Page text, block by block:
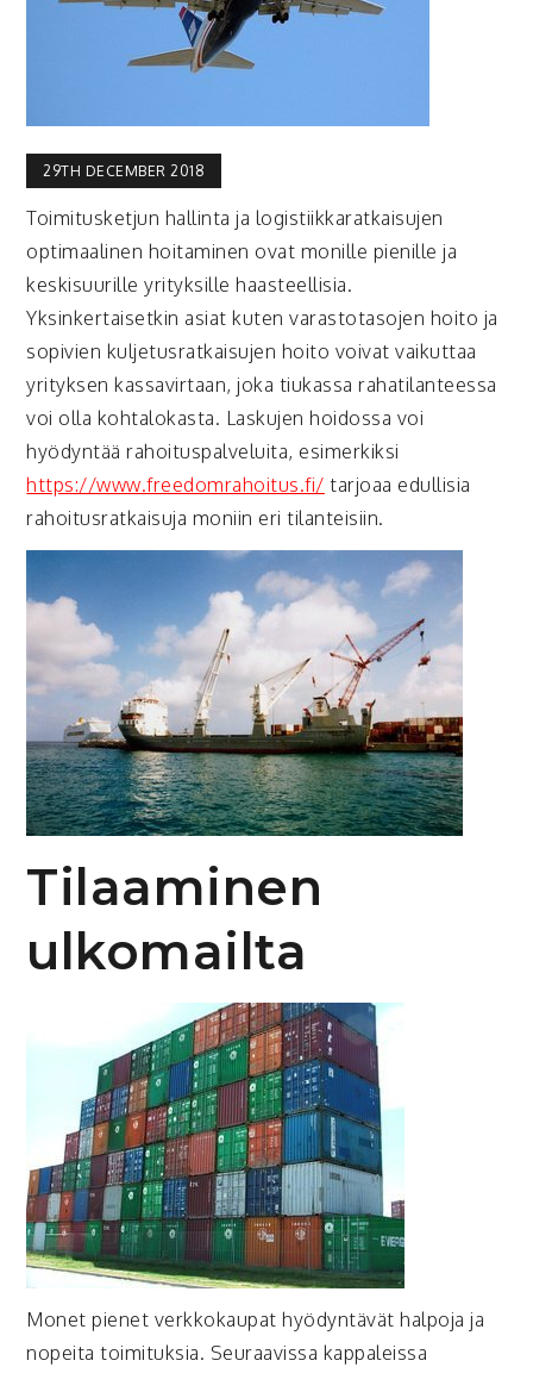
29TH DECEMBER 2018
Toimitusketjun hallinta ja logistiikkaratkaisujen
optimaalinen hoitaminen ovat monille pienille ja
keskisuurille yrityksille haasteellisia.
Yksinkertaisetkin asiat kuten varastotasojen hoito ja
sopivien kuljetusratkaisujen hoito voivat vaikuttaa
yrityksen kassavirtaan, joka tiukassa rahatilanteessa
voi olla kohtalokasta. Laskujen hoidossa voi
hyödyntää rahoituspalveluita, esimerkiksi
https://www.freedomrahoitus.fi/ tarjoaa edullisia
rahoitusratkaisuja moniin eri tilanteisiin.
Tilaaminen
ulkomailta
Monet pienet verkkokaupat hyödyntävät halpoja ja
nopeita toimituksia. Seuraavissa kappaleissa